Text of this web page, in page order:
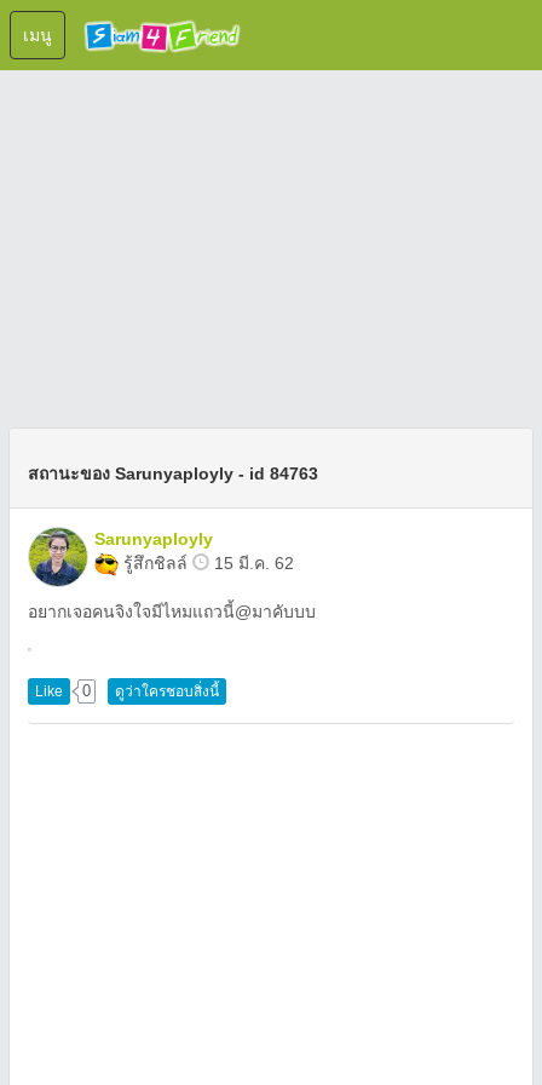
เมนู
สถานะของ Sarunyaployly - id 84763
Sarunyaployly
รู้สึกชิลล์
15 มี.ค. 62
อยากเจอคนจิงใจมีไหมแถวนี้@มาคับบบ
Like 0 ดูว่าใครชอบสิ่งนี้